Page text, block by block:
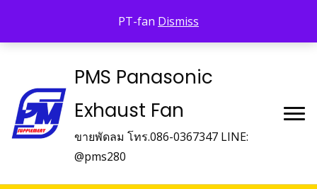
PT-fan Dismiss
PMS Panasonic
Exhaust Fan
ขายพัดลม โทร.086-0367347 LINE:
@pms280